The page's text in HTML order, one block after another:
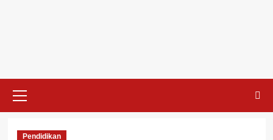
Menu
Pendidikan